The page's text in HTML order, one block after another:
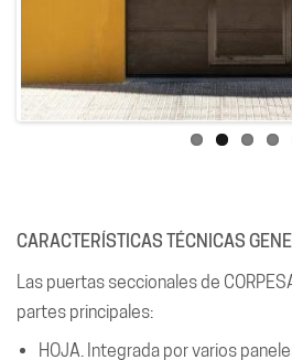
CARACTERÍSTICAS TÉCNICAS
Las puertas seccionales de
partes principales:
HOJA. Integrada por varios